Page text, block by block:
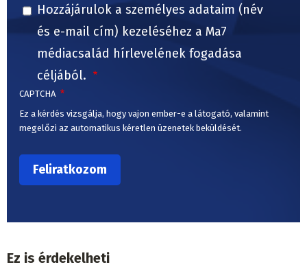
Hozzájárulok a személyes adataim (név
és e-mail cím) kezeléséhez a Ma7
médiacsalád hírlevelének fogadása
céljából.
CAPTCHA
Ez a kérdés vizsgálja, hogy vajon ember-e a látogató, valamint
megelőzi az automatikus kéretlen üzenetek beküldését.
Ez is érdekelheti